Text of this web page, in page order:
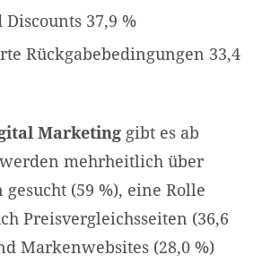
Discounts 37,9 %
Rückgabebedingungen 33,4
Marketing gibt es ab
mehrheitlich über
gesucht (59 %), eine Rolle
Preisvergleichsseiten (36,6
Markenwebsites (28,0 %)